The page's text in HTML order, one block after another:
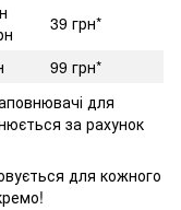
39 грн*
99 грн*
для
за рахунок
для кожного